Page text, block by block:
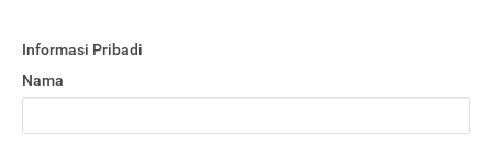
Informasi Pribadi
Nama